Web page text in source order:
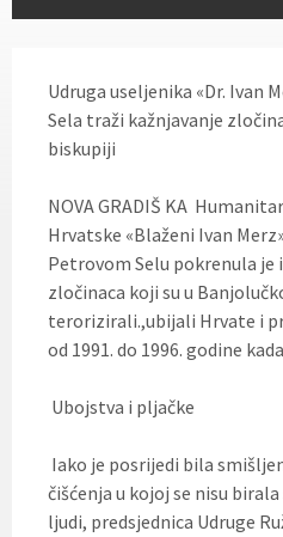
Udruga useljenika «Dr. Ivan
Sela traži kažnjavanje
biskupiji
NOVA GRADIŠ KA
Hrvatske «Blaženi Ivan
Petrovom Selu pokrenula je
zločinaca koji su u
terorizirali.,ubijali Hrvate i
od 1991. do 1996. godine
Ubojstva i pljačke
Iako je posrijedi bila
čišćenja u kojoj se nisu
ljudi, predsjednica Udruge